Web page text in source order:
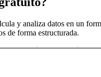
y analiza datos en un
de forma estructurada.